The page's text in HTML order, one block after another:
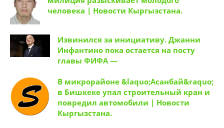
человека | Новости Кыргызстана.
Извинился за инициативу. Джанни
Инфантино пока остается на посту
главы ФИФА —
В микрорайоне &laquo;Асанбай&raquo;
в Бишкеке упал строительный кран и
повредил автомобили | Новости
Кыргызстана.